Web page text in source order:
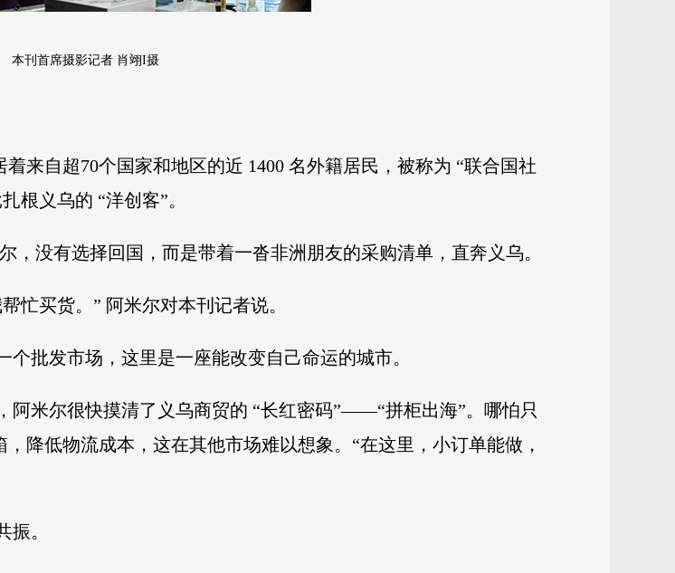
本刊首席摄影记者 肖翊I摄
来自超70个国家和地区的近 1400 名外籍居民，被称为 “联合国社
根义乌的 “洋创客”。
，没有选择回国，而是带着一沓非洲朋友的采购清单，直奔义乌。
忙买货。” 阿米尔对本刊记者说。
批发市场，这里是一座能改变自己命运的城市。
阿米尔很快摸清了义乌商贸的 “长红密码”——“拼柜出海”。哪怕只
降低物流成本，这在其他市场难以想象。“在这里，小订单能做，
。